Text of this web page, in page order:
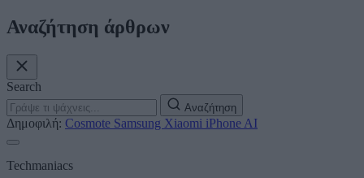
Αναζήτηση άρθρων
Search
Αναζήτηση
Δημοφιλή: Cosmote Samsung Xiaomi iPhone AI
Techmaniacs